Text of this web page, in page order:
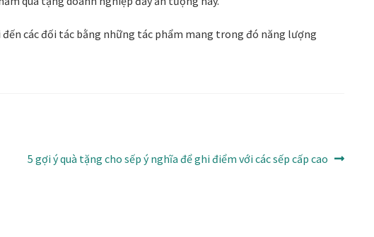
đến các đối tác bằng những tác phẩm mang trong đó năng lượng
Bài
5 gợi ý quà tặng cho sếp ý nghĩa để ghi điểm với các sếp cấp cao